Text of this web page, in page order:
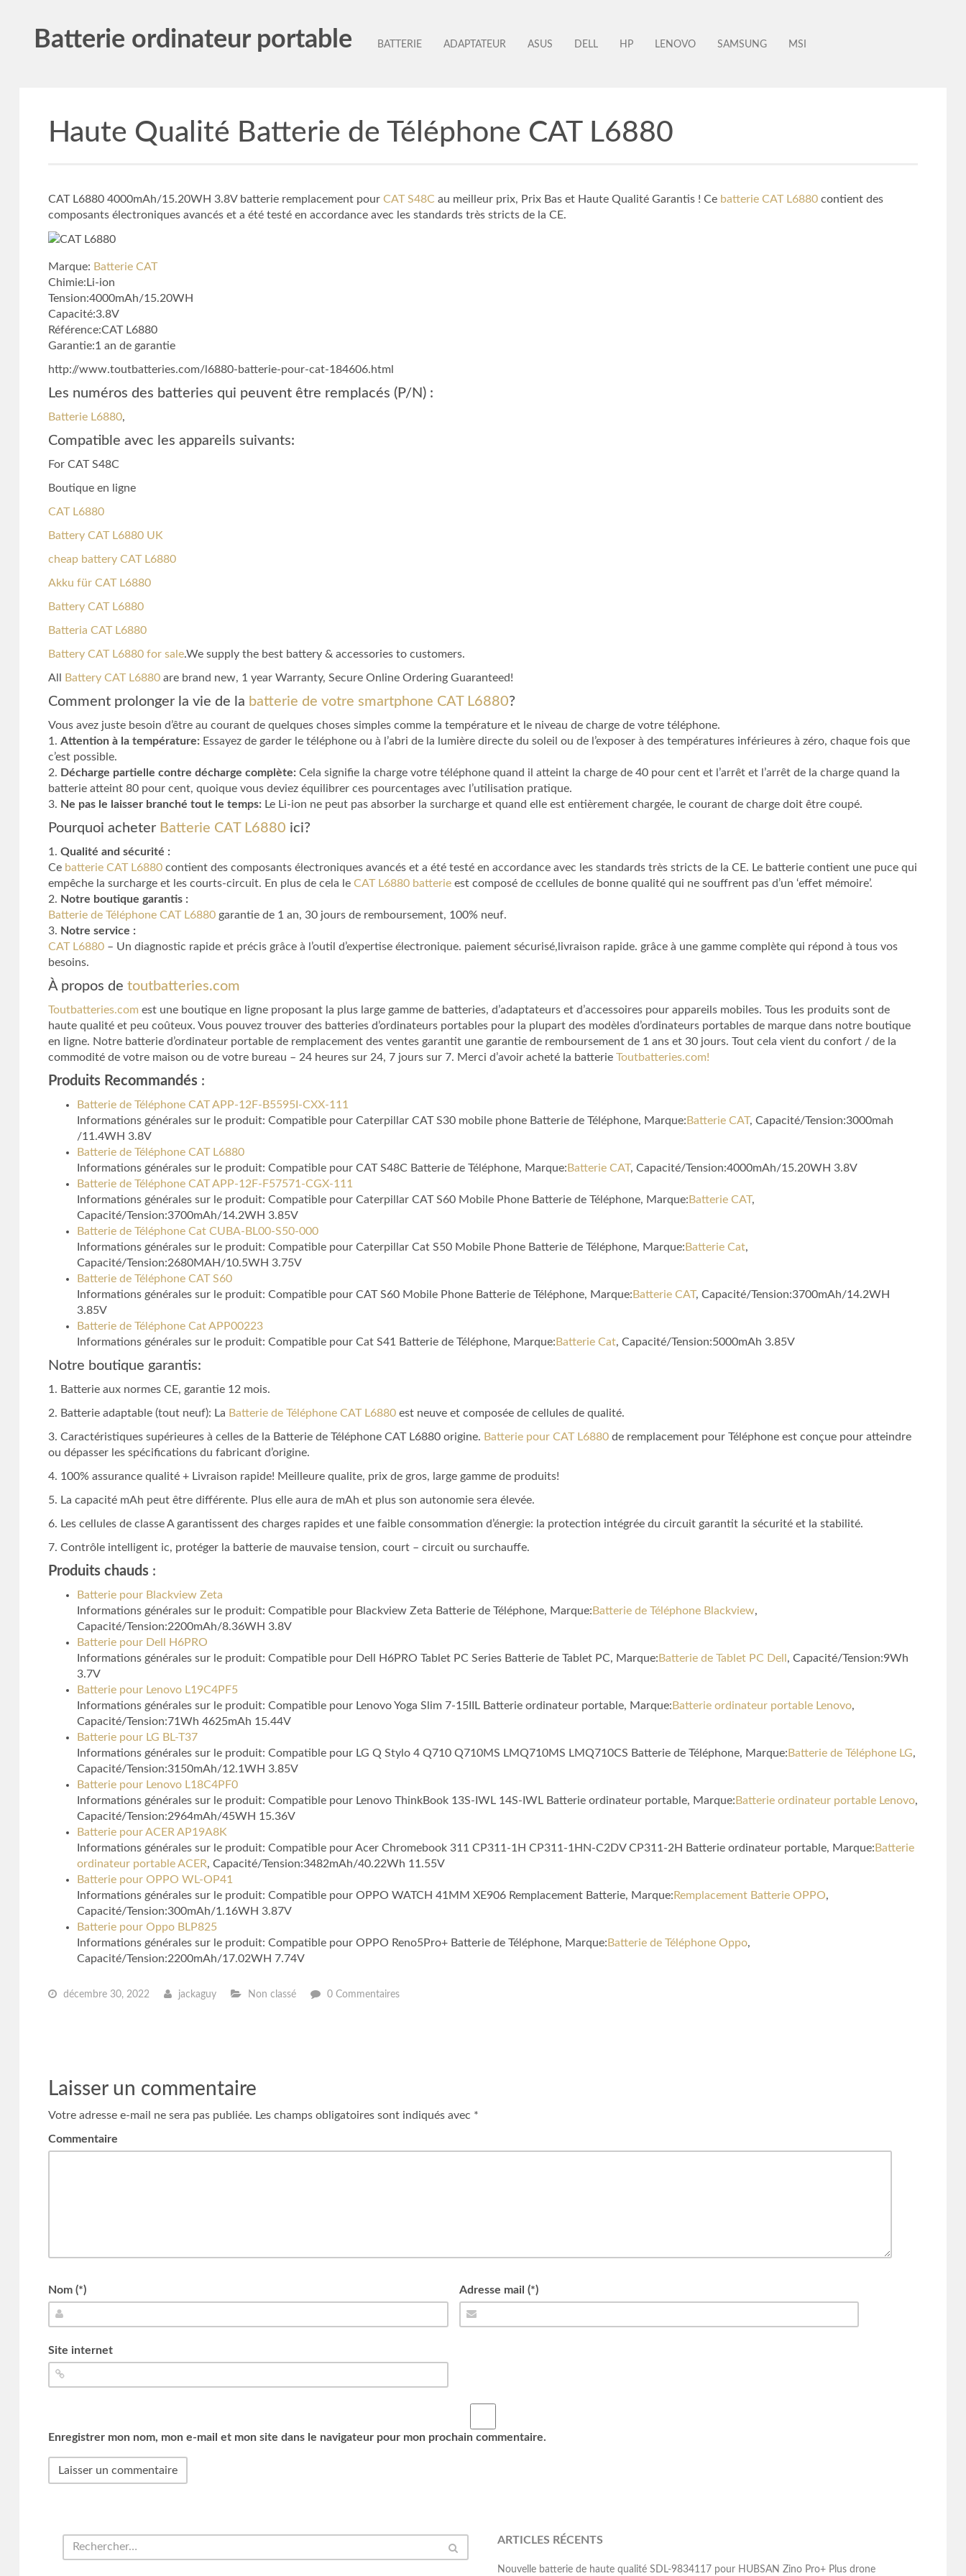
Batterie ordinateur portable BATTERIE ADAPTATEUR ASUS DELL HP LENOVO SAMSUNG MSI
Haute Qualité Batterie de Téléphone CAT L6880
CAT L6880 4000mAh/15.20WH 3.8V batterie remplacement pour CAT S48C au meilleur prix, Prix Bas et Haute Qualité Garantis ! Ce batterie CAT L6880contient des
composants électroniques avancés et a été testé en accordance avec les standards très stricts de la CE.
Marque: Batterie CAT
Chimie:Li-ion
Tension:4000mAh/15.20WH
Capacité:3.8V
Référence:CAT L6880
Garantie:1 an de garantie
http://www.toutbatteries.com/l6880-batterie-pour-cat-184606.html
Les numéros des batteries qui peuvent être remplacés (P/N) :
Batterie L6880,
Compatible avec les appareils suivants:
For CAT S48C
Boutique en ligne
CAT L6880
Battery CAT L6880 UK
cheap battery CAT L6880
Akku für CAT L6880
Battery CAT L6880
Batteria CAT L6880
Battery CAT L6880 for sale.We supply the best battery & accessories to customers.
All Battery CAT L6880are brand new, 1 year Warranty, Secure Online Ordering Guaranteed!
Comment prolonger la vie de la batterie de votre smartphone CAT L6880?
Vous avez juste besoin d’être au courant de quelques choses simples comme la température et le niveau de charge de votre téléphone.
1. Attention à la température:Essayez de garder le téléphone ou à l’abri de la lumière directe du soleil ou de l’exposer à des températures inférieures à zéro, chaque fois que
c’est possible.
2. Décharge partielle contre décharge complète:Cela signifie la charge votre téléphone quand il atteint la charge de 40 pour cent et l’arrêt et l’arrêt de la charge quand la
batterie atteint 80 pour cent, quoique vous deviez équilibrer ces pourcentages avec l’utilisation pratique.
3. Ne pas le laisser branché tout le temps:Le Li-ion ne peut pas absorber la surcharge et quand elle est entièrement chargée, le courant de charge doit être coupé.
Pourquoi acheter Batterie CAT L6880 ici?
1. Qualité and sécurité :
Ce batterie CAT L6880contient des composants électroniques avancés et a été testé en accordance avec les standards très stricts de la CE. Le batterie contient une puce qui
empêche la surcharge et les courts-circuit. En plus de cela le CAT L6880 batterieest composé de ccellules de bonne qualité qui ne souffrent pas d’un ‘effet mémoire’.
2. Notre boutique garantis :
Batterie de Téléphone CAT L6880garantie de 1 an, 30 jours de remboursement, 100% neuf.
3. Notre service :
CAT L6880– Un diagnostic rapide et précis grâce à l’outil d’expertise électronique. paiement sécurisé,livraison rapide. grâce à une gamme complète qui répond à tous vos
besoins.
À propos de toutbatteries.com
Toutbatteries.com est une boutique en ligne proposant la plus large gamme de batteries, d’adaptateurs et d’accessoires pour appareils mobiles. Tous les produits sont de
haute qualité et peu coûteux. Vous pouvez trouver des batteries d’ordinateurs portables pour la plupart des modèles d’ordinateurs portables de marque dans notre boutique
en ligne. Notre batterie d’ordinateur portable de remplacement des ventes garantit une garantie de remboursement de 1 ans et 30 jours. Tout cela vient du confort / de la
commodité de votre maison ou de votre bureau – 24 heures sur 24, 7 jours sur 7. Merci d’avoir acheté la batterie Toutbatteries.com!
Produits Recommandés :
Batterie de Téléphone CAT APP-12F-B5595I-CXX-111
Informations générales sur le produit: Compatible pour Caterpillar CAT S30 mobile phone Batterie de Téléphone, Marque: Batterie CAT, Capacité/Tension:3000mah
/11.4WH 3.8V
Batterie de Téléphone CAT L6880
Informations générales sur le produit: Compatible pour CAT S48C Batterie de Téléphone, Marque: Batterie CAT, Capacité/Tension:4000mAh/15.20WH 3.8V
Batterie de Téléphone CAT APP-12F-F57571-CGX-111
Informations générales sur le produit: Compatible pour Caterpillar CAT S60 Mobile Phone Batterie de Téléphone, Marque: Batterie CAT,
Capacité/Tension:3700mAh/14.2WH 3.85V
Batterie de Téléphone Cat CUBA-BL00-S50-000
Informations générales sur le produit: Compatible pour Caterpillar Cat S50 Mobile Phone Batterie de Téléphone, Marque: Batterie Cat,
Capacité/Tension:2680MAH/10.5WH 3.75V
Batterie de Téléphone CAT S60
Informations générales sur le produit: Compatible pour CAT S60 Mobile Phone Batterie de Téléphone, Marque: Batterie CAT, Capacité/Tension:3700mAh/14.2WH
3.85V
Batterie de Téléphone Cat APP00223
Informations générales sur le produit: Compatible pour Cat S41 Batterie de Téléphone, Marque: Batterie Cat, Capacité/Tension:5000mAh 3.85V
Notre boutique garantis:
1. Batterie aux normes CE, garantie 12 mois.
2. Batterie adaptable (tout neuf): La Batterie de Téléphone CAT L6880est neuve et composée de cellules de qualité.
3. Caractéristiques supérieures à celles de la Batterie de Téléphone CAT L6880 origine. Batterie pour CAT L6880de remplacement pour Téléphone est conçue pour atteindre
ou dépasser les spécifications du fabricant d’origine.
4. 100% assurance qualité + Livraison rapide! Meilleure qualite, prix de gros, large gamme de produits!
5. La capacité mAh peut être différente. Plus elle aura de mAh et plus son autonomie sera élevée.
6. Les cellules de classe A garantissent des charges rapides et une faible consommation d’énergie: la protection intégrée du circuit garantit la sécurité et la stabilité.
7. Contrôle intelligent ic, protéger la batterie de mauvaise tension, court – circuit ou surchauffe.
Produits chauds :
Batterie pour Blackview Zeta
Informations générales sur le produit: Compatible pour Blackview Zeta Batterie de Téléphone, Marque: Batterie de Téléphone Blackview,
Capacité/Tension:2200mAh/8.36WH 3.8V
Batterie pour Dell H6PRO
Informations générales sur le produit: Compatible pour Dell H6PRO Tablet PC Series Batterie de Tablet PC, Marque: Batterie de Tablet PC Dell , Capacité/Tension:9Wh
3.7V
Batterie pour Lenovo L19C4PF5
Informations générales sur le produit: Compatible pour Lenovo Yoga Slim 7-15IIL Batterie ordinateur portable, Marque: Batterie ordinateur portable Lenovo,
Capacité/Tension:71Wh 4625mAh 15.44V
Batterie pour LG BL-T37
Informations générales sur le produit: Compatible pour LG Q Stylo 4 Q710 Q710MS LMQ710MS LMQ710CS Batterie de Téléphone, Marque: Batterie de Téléphone LG,
Capacité/Tension:3150mAh/12.1WH 3.85V
Batterie pour Lenovo L18C4PF0
Informations générales sur le produit: Compatible pour Lenovo ThinkBook 13S-IWL 14S-IWL Batterie ordinateur portable, Marque: Batterie ordinateur portable Lenovo,
Capacité/Tension:2964mAh/45WH 15.36V
Batterie pour ACER AP19A8K
Informations générales sur le produit: Compatible pour Acer Chromebook 311 CP311-1H CP311-1HN-C2DV CP311-2H Batterie ordinateur portable, Marque: Batterie
ordinateur portable ACER, Capacité/Tension:3482mAh/40.22Wh 11.55V
Batterie pour OPPO WL-OP41
Informations générales sur le produit: Compatible pour OPPO WATCH 41MM XE906 Remplacement Batterie, Marque: Remplacement Batterie OPPO,
Capacité/Tension:300mAh/1.16WH 3.87V
Batterie pour Oppo BLP825
Informations générales sur le produit: Compatible pour OPPO Reno5Pro+ Batterie de Téléphone, Marque: Batterie de Téléphone Oppo,
Capacité/Tension:2200mAh/17.02WH 7.74V
décembre 30, 2022 jackaguy Non classé 0 Commentaires
Laisser un commentaire
Votre adresse e-mail ne sera pas publiée. Les champs obligatoires sont indiqués avec *
Commentaire
Nom (*) Adresse mail (*)
Site internet
Enregistrer mon nom, mon e-mail et mon site dans le navigateur pour mon prochain commentaire.
ARTICLES RÉCENTS
Nouvelle batterie de haute qualité SDL-9834117 pour HUBSAN Zino Pro+ Plus drone